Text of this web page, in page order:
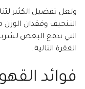
ولعل تفضيل الكثير
التنحيف وفقدان
التي تدفع البعض
الفقرة التالية.
فوائد